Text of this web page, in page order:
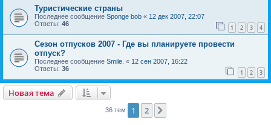
Туристические страны
Последнее сообщение Sponge bob « 12 дек 2007, 22:07
Ответы: 46 1 2 3 4
Сезон отпусков 2007 - Где вы планируете провести
отпуск?
Последнее сообщение Smile. « 12 сен 2007, 16:22
Ответы: 36 1 2 3
Новая тема
36 тем 1 2